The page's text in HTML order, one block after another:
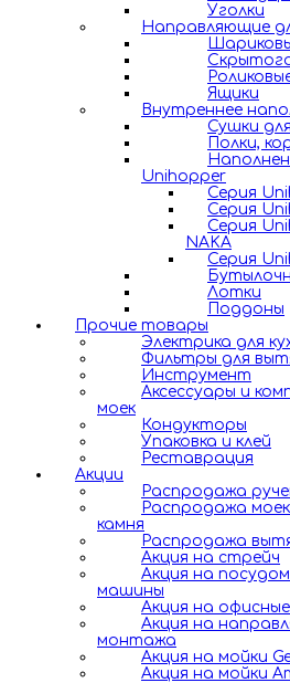
Уголки
Направляющие
Ящики
Внутреннее
Сушки
Полки,
Unihopper
Серия
Серия
Серия
NAKA
Серия
Лотки
Поддоны
Прочие товары
Электрика для
Фильтры для
Инструмент
Аксессуары и
моек
Кондукторы
Упаковка и клей
Реставрация
Акции
Распродажа
Распродажа
камня
Распродажа
Акция на стрейч
Акция на
машины
Акция на
Акция на
монтажа
Акция на мойки
Акция на мойки